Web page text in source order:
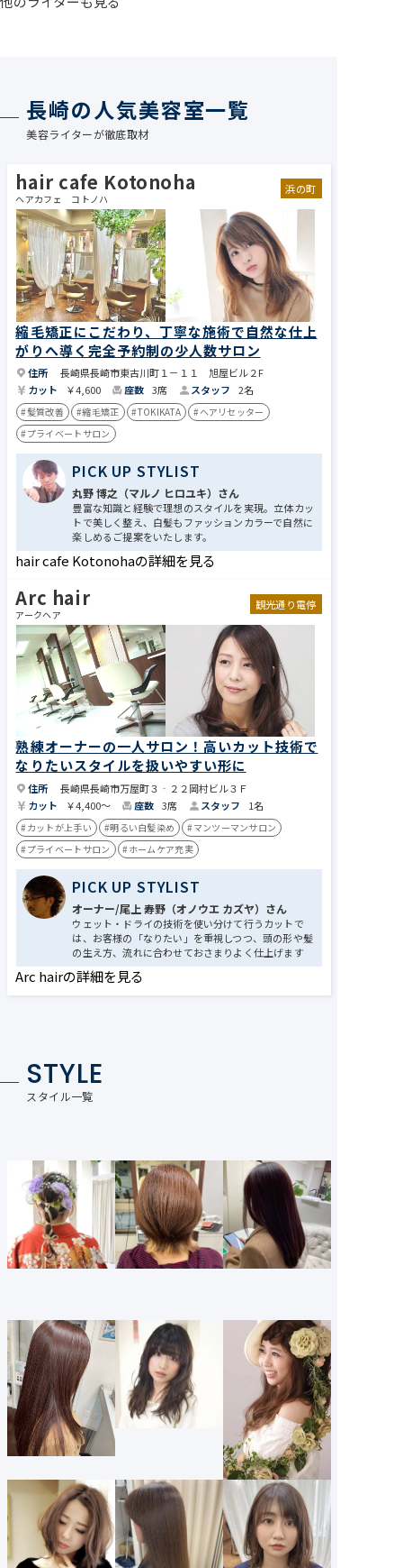
長崎の人気美容室一覧
美容ライターが徹底取材
hair cafe Kotonoha
ヘアカフェ コトノハ
浜の町
縮毛矯正にこだわり、丁寧な施術で自然な仕上
がりへ導く完全予約制の少人数サロン
住所
長崎県長崎市東古川町１－１１ 旭屋ビル２F
カット
￥4,600 座数 3席 スタッフ 2名
#髪質改善 #縮毛矯正 #TOKIKATA
#ヘアリセッター
#プライベートサロン
PICK UP STYLIST
丸野 博之（マルノ ヒロユキ）さん
豊富な知識と経験で理想のスタイルを実現。立体カッ
トで美しく整え、白髪もファッションカラーで自然に
楽しめるご提案をいたします。
hair cafe Kotonohaの詳細を見る
Arc hair
アークヘア
観光通り電停
熟練オーナーの一人サロン！高いカット技術で
なりたいスタイルを扱いやすい形に
住所
長崎県長崎市万屋町３‐２２岡村ビル３Ｆ
カット
￥4,400～ 座数 3席 スタッフ 1名
#カットが上手い #明るい白髪染め
#マンツーマンサロン
#プライベートサロン
#ホームケア充実
PICK UP STYLIST
オーナー/尾上 寿野（オノウエ カズヤ）さん
ウェット・ドライの技術を使い分けて行うカットで
は、お客様の「なりたい」を重視しつつ、頭の形や髪
の生え方、流れに合わせておさまりよく仕上げます
Arc hairの詳細を見る
STYLE
スタイル一覧